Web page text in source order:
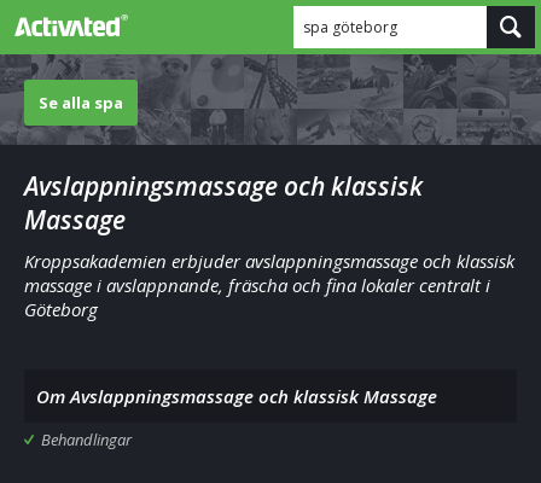
spa göteborg
Se alla spa
Avslappningsmassage och klassisk
Massage
Kroppsakademien erbjuder avslappningsmassage och klassisk
massage i avslappnande, fräscha och fina lokaler centralt i
Göteborg
Om Avslappningsmassage och klassisk Massage
Behandlingar